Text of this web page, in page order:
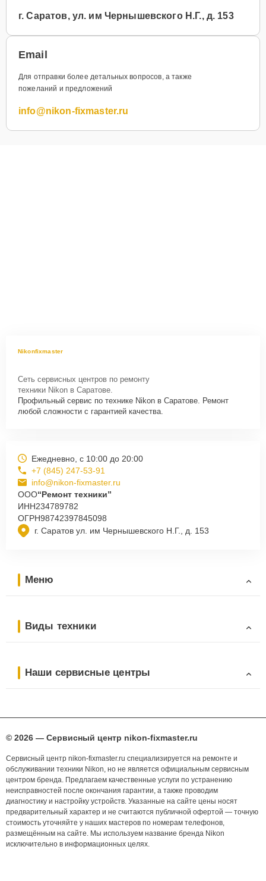
г. Саратов, ул. им Чернышевского Н.Г., д. 153
Email
Для отправки более детальных вопросов, а также
пожеланий и предложений
info@nikon-fixmaster.ru
Nikonfixmaster
Сеть сервисных центров по ремонту
техники Nikon в Саратове.
Профильный сервис по технике Nikon в Саратове. Ремонт
любой сложности с гарантией качества.
г. Саратов ул. им Чернышевского Н.Г., д. 153
Ежедневно, с 10:00 до 20:00
+7 (845) 247-53-91
info@nikon-fixmaster.ru
ООО“Ремонт техники”
ИНН234789782
ОГРН98742397845098
Меню
Виды техники
Наши сервисные центры
© 2026 — Сервисный центр nikon-fixmaster.ru
Сервисный центр nikon-fixmaster.ru специализируется на ремонте и
обслуживании техники Nikon, но не является официальным сервисным
центром бренда. Предлагаем качественные услуги по устранению
неисправностей после окончания гарантии, а также проводим
диагностику и настройку устройств. Указанные на сайте цены носят
предварительный характер и не считаются публичной офертой — точную
стоимость уточняйте у наших мастеров по номерам телефонов,
размещённым на сайте. Мы используем название бренда Nikon
исключительно в информационных целях.